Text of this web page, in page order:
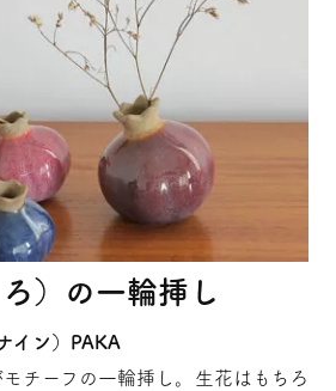
）の一輪挿し
イン）PAKA
チーフの一輪挿し。生花はもちろ